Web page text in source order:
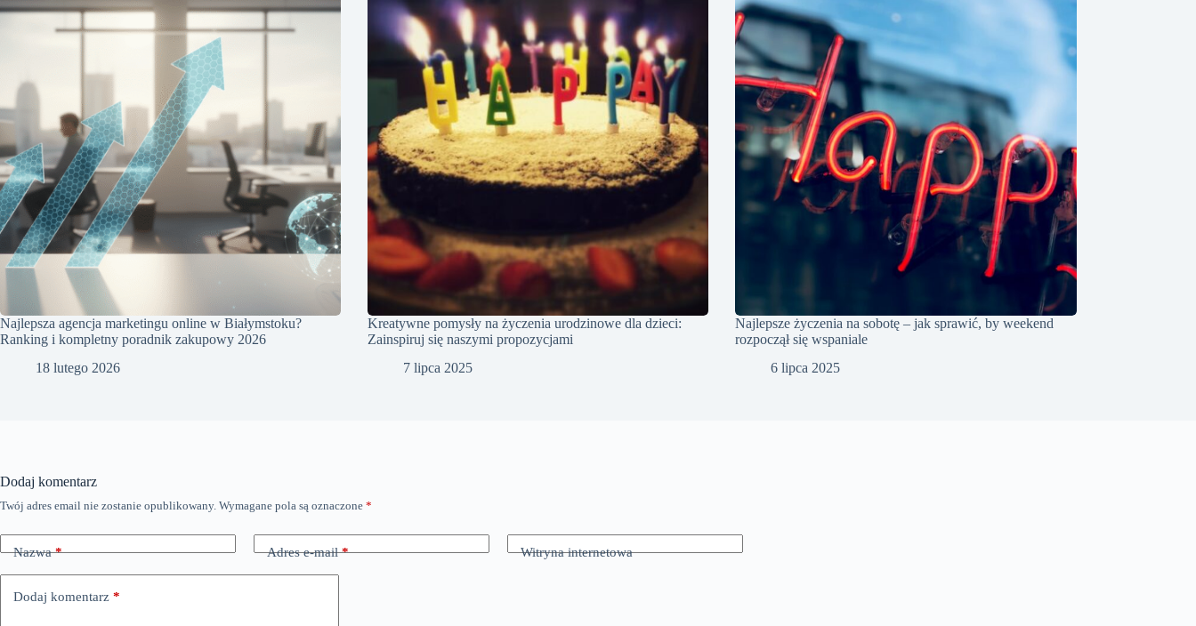
Najlepsza agencja marketingu online w Białymstoku?
Ranking i kompletny poradnik zakupowy 2026
18 lutego 2026
Kreatywne pomysły na życzenia urodzinowe dla dzieci:
Zainspiruj się naszymi propozycjami
7 lipca 2025
Najlepsze życzenia na sobotę – jak sprawić, by weekend
rozpoczął się wspaniale
6 lipca 2025
Dodaj komentarz
Twój adres email nie zostanie opublikowany. Wymagane pola są oznaczone *
Nazwa* Adres e-mail* Witryna internetowa
Dodaj komentarz *